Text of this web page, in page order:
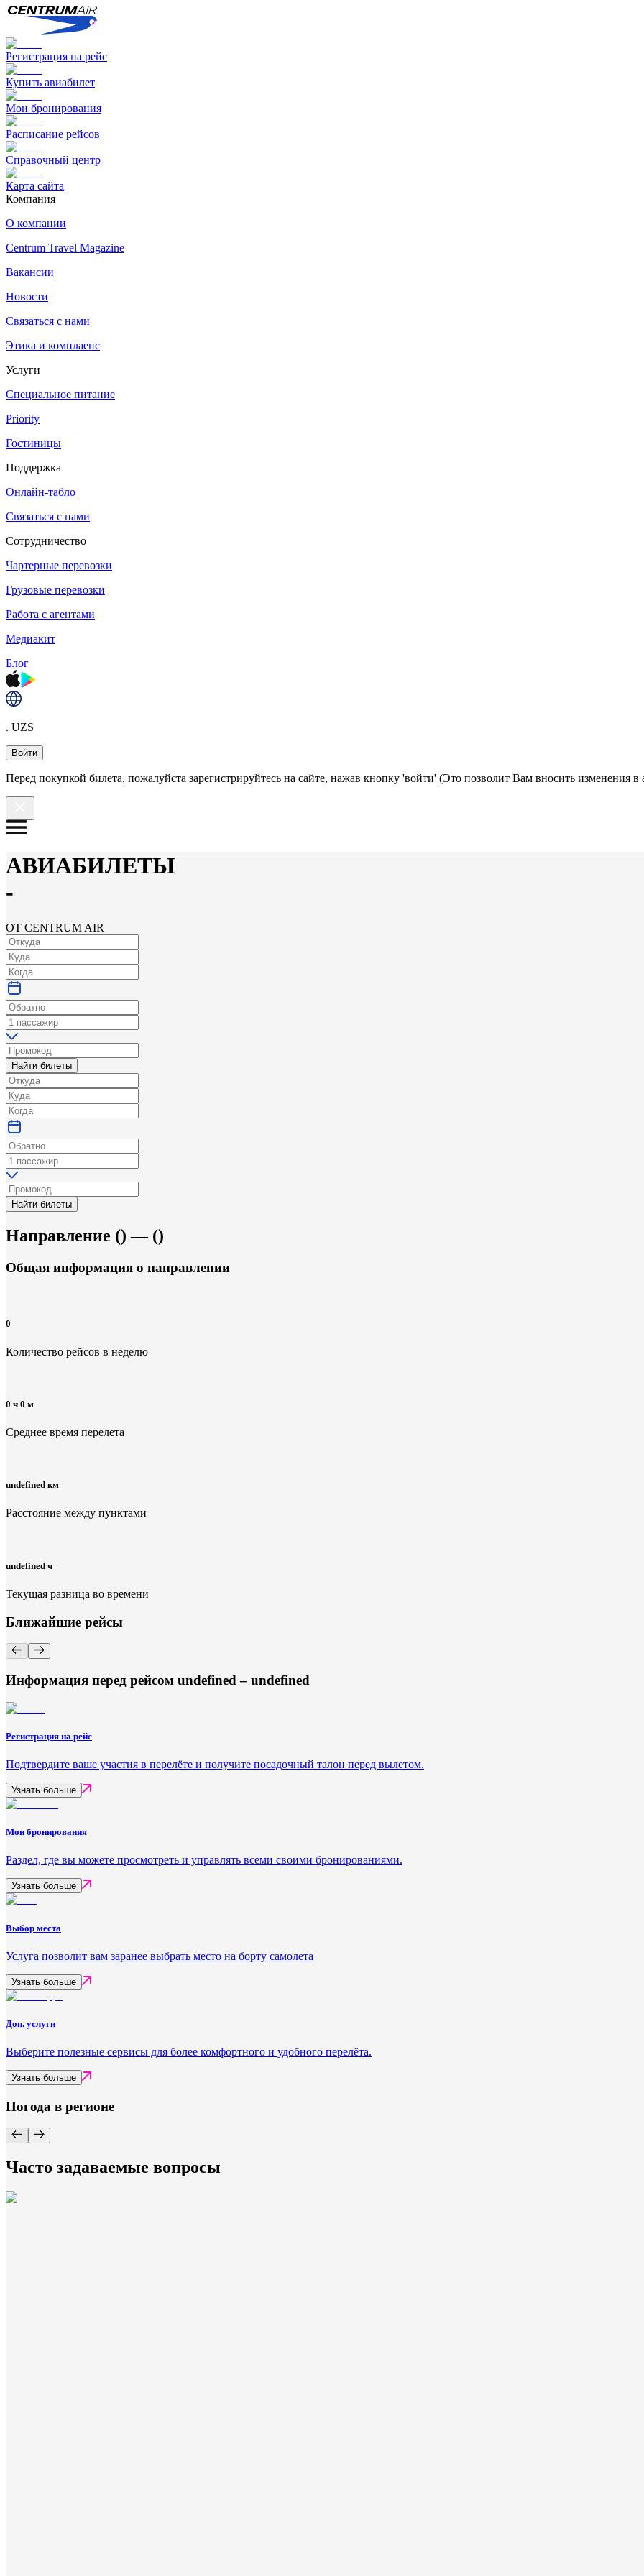
Регистрация на рейс
Купить авиабилет
Мои бронирования
Расписание рейсов
Справочный центр
Карта сайта
Компания
О компании
Centrum Travel Magazine
Вакансии
Новости
Связаться с нами
Этика и комплаенс
Услуги
Специальное питание
Priority
Гостиницы
Поддержка
Онлайн-табло
Связаться с нами
Сотрудничество
Чартерные перевозки
Грузовые перевозки
Работа с агентами
Медиакит
Блог
. UZS
Войти
Перед покупкой билета, пожалуйста зарегистрируйтесь на сайте, нажав кнопку 'войти' (Это позволит Вам вносить изменения в
АВИАБИЛЕТЫ
-
ОТ CENTRUM AIR
Найти билеты
Найти билеты
Направление () — ()
Общая информация о направлении
0
Количество рейсов в неделю
0 ч 0 м
Среднее время перелета
undefined км
Расстояние между пунктами
undefined ч
Текущая разница во времени
Ближайшие рейсы
Информация перед рейсом undefined – undefined
Регистрация на рейс
Подтвердите ваше участия в перелёте и получите посадочный талон перед вылетом.
Узнать больше
Мои бронирования
Раздел, где вы можете просмотреть и управлять всеми своими бронированиями.
Узнать больше
Выбор места
Услуга позволит вам заранее выбрать место на борту самолета
Узнать больше
Доп. услуги
Выберите полезные сервисы для более комфортного и удобного перелёта.
Узнать больше
Погода в регионе
Часто задаваемые вопросы